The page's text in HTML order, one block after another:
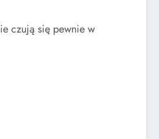
czują się pewnie w